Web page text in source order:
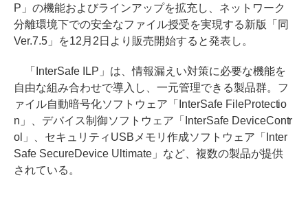
P」の機能およびラインアップを拡充し、ネットワーク
分離環境下での安全なファイル授受を実現する新版「同
Ver.7.5」を12月2日より販売開始すると発表し。
「InterSafe ILP」は、情報漏えい対策に必要な機能を
自由な組み合わせで導入し、一元管理できる製品群。フ
ァイル自動暗号化ソフトウェア「InterSafe FileProtectio
n」、デバイス制御ソフトウェア「InterSafe DeviceContr
ol」、セキュリティUSBメモリ作成ソフトウェア「Inter
Safe SecureDevice Ultimate」など、複数の製品が提供
されている。